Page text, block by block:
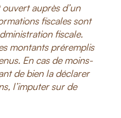
auprès d’un
fiscales sont
fiscale.
montants préremplis
En cas de moins-
de bien la déclarer
l’imputer sur de